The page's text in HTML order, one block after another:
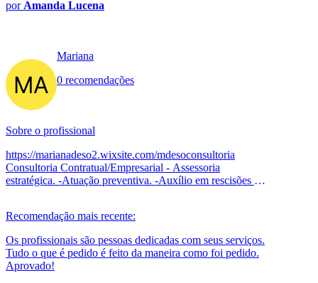
por Amanda Lucena
Mariana
0 recomendações
Sobre o profissional
https://marianadeso2.wixsite.com/mdesoconsultoria
Consultoria Contratual/Empresarial - Assessoria
estratégica. -Atuação preventiva. -Auxílio em rescisões e
Recomendação mais recente:
Os profissionais são pessoas dedicadas com seus serviços.
Tudo o que é pedido é feito da maneira como foi pedido.
Aprovado!